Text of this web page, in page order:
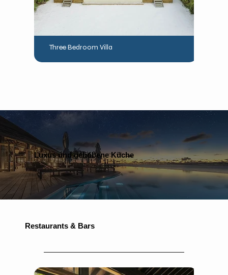
Three Bedroom Villa
Luxus und gehobene Küche
Restaurants & Bars